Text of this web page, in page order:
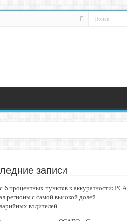
«Движение»
записи
6 процентных пунктов к аккуратности: РСА
регионы с самой высокой долей
водителей